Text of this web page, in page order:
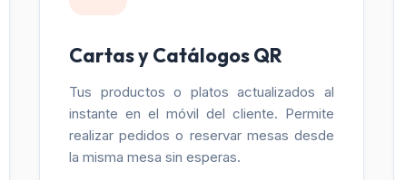
Cartas y Catálogos QR
Tus productos o platos actualizados al
instante en el móvil del cliente. Permite
realizar pedidos o reservar mesas desde
la misma mesa sin esperas.